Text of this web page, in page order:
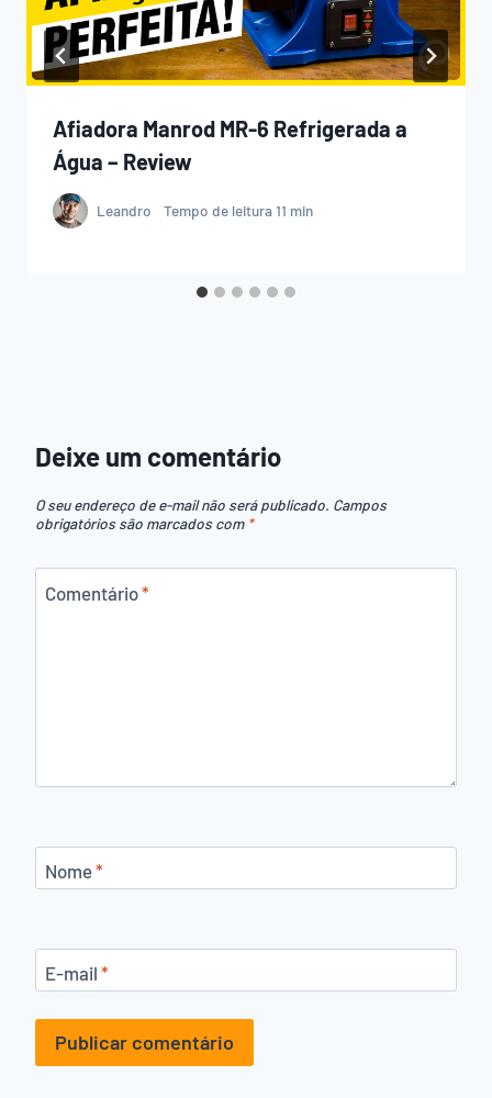
Afiadora Manrod MR-6 Refrigerada a
Água – Review
Leandro Tempo de leitura11 min
Deixe um comentário
O seu endereço de e-mail não será publicado. Campos
obrigatórios são marcados com *
Comentário*
Nome*
E-mail *